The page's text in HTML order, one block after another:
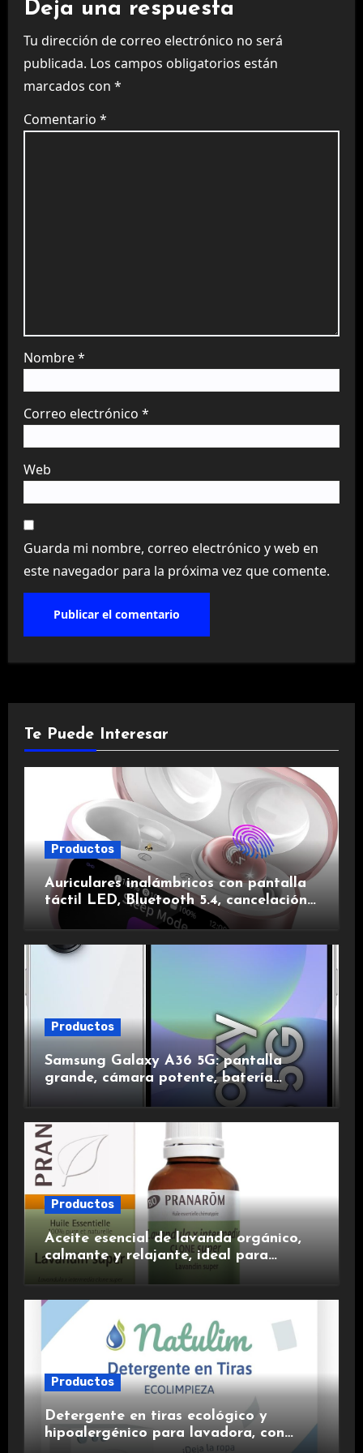
Deja una respuesta
Tu dirección de correo electrónico no será
publicada. Los campos obligatorios están
marcados con *
Comentario *
Nombre*
Correo electrónico *
Web
Guarda mi nombre, correo electrónico y web en
este navegador para la próxima vez que comente.
Te Puede Interesar
Productos
Auriculares inalámbricos con pantalla
táctil LED, Bluetooth 5.4, cancelación
de ruido, impermeables y de larga
duración.
Productos
Samsung Galaxy A36 5G: pantalla
grande, cámara potente, batería
duradera y carga rápida para una
experiencia premium.
Productos
Aceite esencial de lavanda orgánico,
calmante y relajante, ideal para
Productos
Detergente en tiras ecológico y
hipoalergénico para lavadora, con